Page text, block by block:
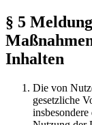
§ 5
Inhalten
Die von
gesetzliche